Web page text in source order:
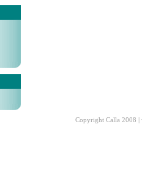
Copyright Calla 2008 |